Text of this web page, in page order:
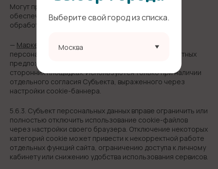
Могут применяться системы веб-аналитики,
обеспечивающие локализацию или безопасность
обработки данных.
— Маркетинговые cookie
— применяются для
персонализации контента, формирования релевантных
предложений и (при наличии) показа рекламы на
сторонних площадках. Используются только при наличии
отдельного согласия Субъекта, выраженного через
настройки cookie-баннера.
5.6.3. Субъект персональных данных вправе ограничить или
полностью отключить использование cookie-файлов
через настройки своего браузера. Отключение некоторых
категорий cookie может привести к некорректной работе
отдельных функций сайта, ограничению доступа к личному
кабинету или снижению удобства использования сервисов.
Выберите свой город из списка.
Москва